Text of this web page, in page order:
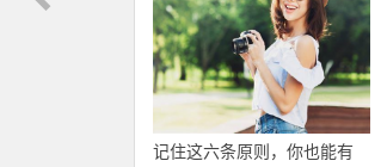
记住这六条原则，你也能有